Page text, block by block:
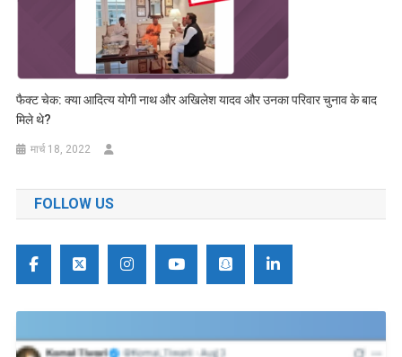
फैक्ट चेक: क्या आदित्य योगी नाथ और अखिलेश यादव और उनका परिवार चुनाव के बाद
मिले थे?
मार्च 18, 2022
FOLLOW US